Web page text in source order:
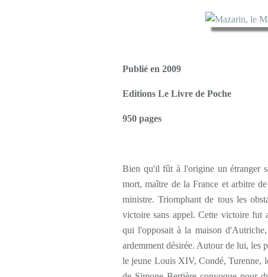
Publié en 2009
Editions Le Livre de Poche
950 pages
Bien qu'il fût à l'origine un étranger
mort, maître de la France et arbitre
ministre. Triomphant de tous les
victoire sans appel. Cette victoire fut
qui l'opposait à la maison
ardemment désirée. Autour de lui,
le jeune Louis XIV, Condé, Turenne,